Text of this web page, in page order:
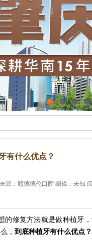
1 2 3 4
有什么优点？
源： 顺德德伦口腔编辑：未知 阅
的修复方法就是做种植牙
， 到底种植牙有什么优点？